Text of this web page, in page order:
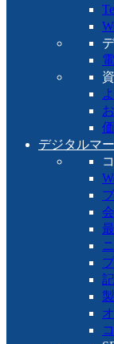
デジタルマ